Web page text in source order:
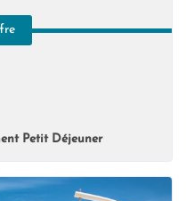
Petit Déjeuner